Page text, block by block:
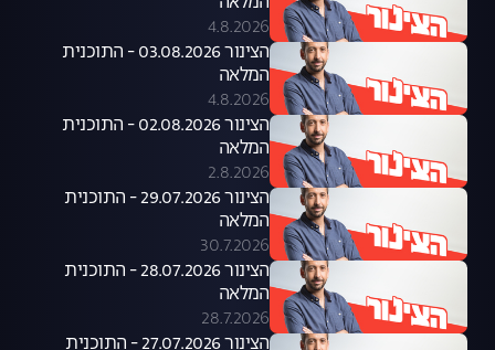
4.8.2026
הצינור 03.08.2026 - התוכנית
המלאה
4.8.2026
הצינור 02.08.2026 - התוכנית
המלאה
2.8.2026
הצינור 29.07.2026 - התוכנית
המלאה
30.7.2026
הצינור 28.07.2026 - התוכנית
המלאה
28.7.2026
הצינור 27.07.2026 - התוכנית